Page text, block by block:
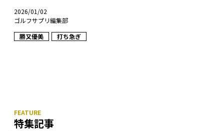
2026/01/02
ゴルフサプリ編集部
勝又優美
打ち急ぎ
特集記事